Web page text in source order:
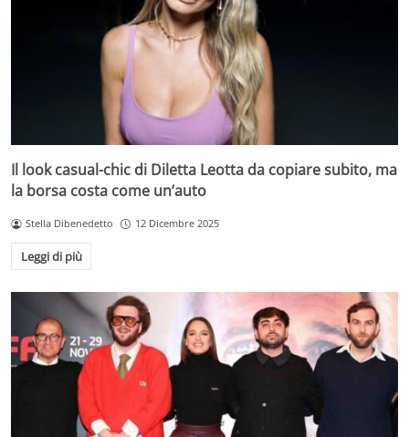
Il look casual-chic di Diletta Leotta da copiare subito, ma
la borsa costa come un’auto
Stella Dibenedetto 12 Dicembre 2025
Leggi di più